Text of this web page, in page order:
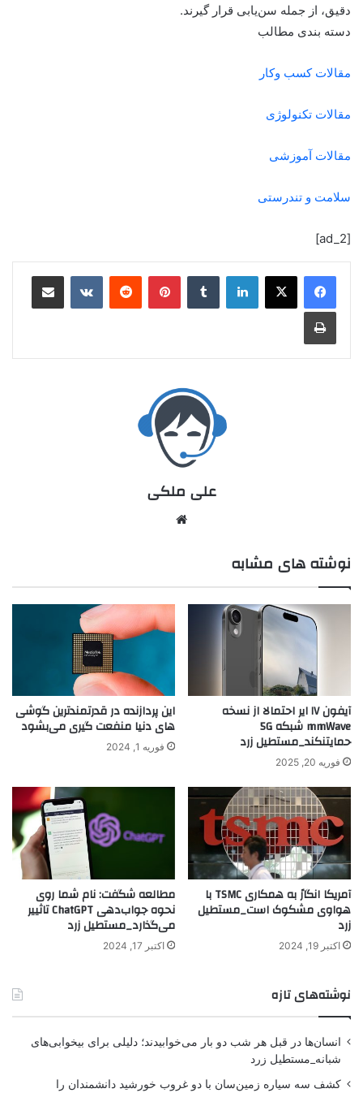
دقیق، از جمله سن‌یابی قرار گیرند.
دسته بندی مطالب
مقالات کسب وکار
مقالات تکنولوژی
مقالات آموزشی
سلامت و تندرستی
[ad_2]
علی ملکی
نوشته های مشابه
آیفون ۱۷ ایر احتمالا از نسخه
mmWave شبکه 5G
حمایتنکند_مستطیل زرد
فوریه 20, 2025
این پردازنده در قدرتمندترین گوشی
های دنیا منفعت گیری می‌بشود
فوریه 1, 2024
آمریکا انگارً به همکاری TSMC با
هواوی مشکوک است_مستطیل
زرد
اکتبر 19, 2024
مطالعه شگفت: نام شما روی
نحوه جواب‌دهی ChatGPT تاثییر
می‌گذارد_مستطیل زرد
اکتبر 17, 2024
نوشته‌های تازه
انسان‌ها در قبل هر شب دو بار می‌خوابیدند؛ دلیلی برای بیخوابی‌های
شبانه_مستطیل زرد
کشف سه سیاره زمین‌سان با دو غروب خورشید دانشمندان را